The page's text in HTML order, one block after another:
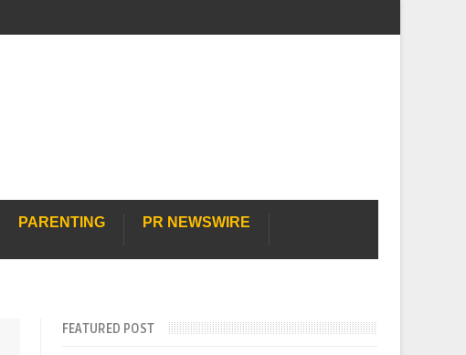
PARENTING PR NEWSWIRE
FEATURED POST